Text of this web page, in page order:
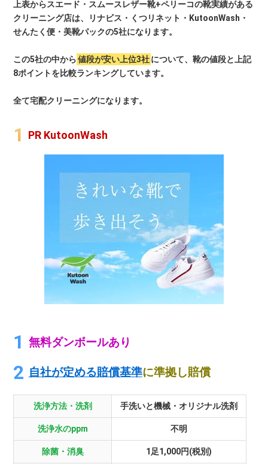
上表からスエード・スムースレザー靴+ペリーコの靴実績がある
クリーニング店は、リナビス・くつリネット・KutoonWash・
せんたく便・美靴パックの5社になります。
この5社の中から 値段が安い上位3社について、靴の値段と上記
8ポイントを比較ランキングしています。
全て宅配クリーニングになります。
PR KutoonWash
無料ダンボールあり
自社が定める賠償基準に準拠し賠償
洗浄方法・洗剤 手洗いと機械・オリジナル洗剤
洗浄水のppm 不明
除菌・消臭 1足1,000円(税別)